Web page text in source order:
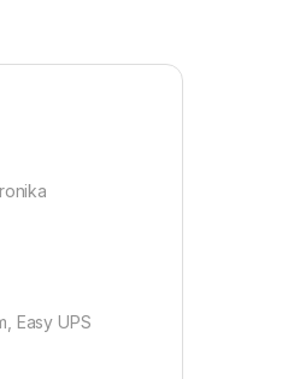
Easy UPS